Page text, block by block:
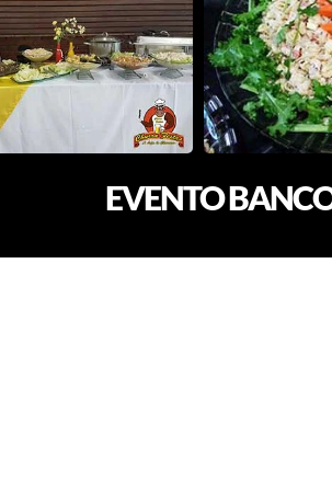
EVENTO